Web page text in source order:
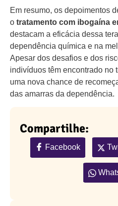
Em resumo, os depoimentos
o tratamento com ibogaína
destacam a eficácia dessa
dependência química e na
Apesar dos desafios e dos
indivíduos têm encontrado no
uma nova chance de
das amarras da dependência.
Compartilhe:
Facebook